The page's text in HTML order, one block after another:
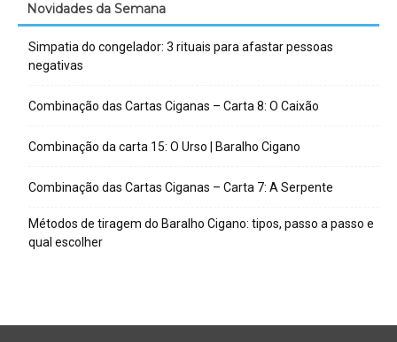
Novidades da Semana
Simpatia do congelador: 3 rituais para afastar pessoas
negativas
Combinação das Cartas Ciganas – Carta 8: O Caixão
Combinação da carta 15: O Urso | Baralho Cigano
Combinação das Cartas Ciganas – Carta 7: A Serpente
Métodos de tiragem do Baralho Cigano: tipos, passo a passo e
qual escolher